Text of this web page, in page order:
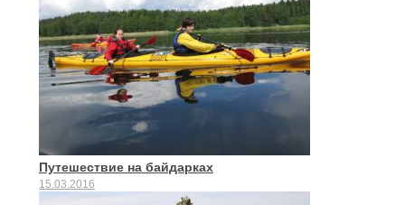
Путешествие на байдарках
15.03.2016